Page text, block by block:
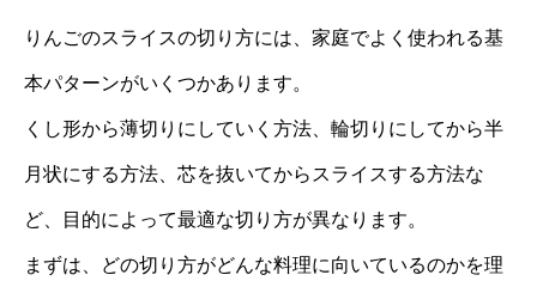
りんごのスライスの切り方には、家庭でよく使われる基
本パターンがいくつかあります。
くし形から薄切りにしていく方法、輪切りにしてから半
月状にする方法、芯を抜いてからスライスする方法な
ど、目的によって最適な切り方が異なります。
まずは、どの切り方がどんな料理に向いているのかを理